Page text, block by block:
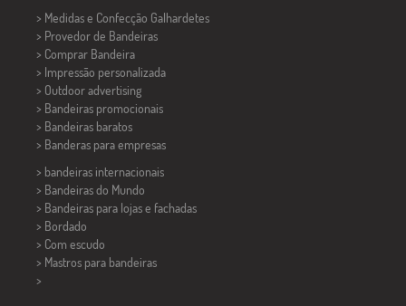
> Medidas e Confecção Galhardetes
> Provedor de Bandeiras
> Comprar Bandeira
> Impressão personalizada
> Outdoor advertising
> Bandeiras promocionais
> Bandeiras baratos
> Banderas para empresas
> bandeiras internacionais
> Bandeiras do Mundo
> Bandeiras para lojas e fachadas
> Bordado
> Com escudo
> Mastros para bandeiras
>